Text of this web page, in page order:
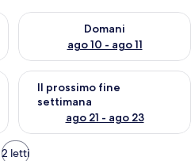
sera, ago 9 - ago 10
Domani
ago 10 - ago 11
Verifica la disponibilità per
fine settimana, ago 14 -
Il prossimo fine
settimana
ago 21 - ago 23
Verifica la disponibilità per il
2 letti